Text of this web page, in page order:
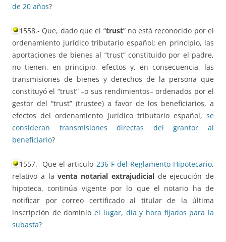
de 20 años?
1558.- Que, dado que el “trust” no está reconocido por el
ordenamiento jurídico tributario español; en principio, las
aportaciones de bienes al “trust” constituido por el padre,
no tienen, en principio, efectos y, en consecuencia, las
transmisiones de bienes y derechos de la persona que
constituyó el “trust” –o sus rendimientos– ordenados por el
gestor del “trust” (trustee) a favor de los beneficiarios, a
efectos del ordenamiento jurídico tributario español, se
consideran transmisiones directas del grantor al
beneficiario?
1557.- Que el articulo 236-F del Reglamento Hipotecario,
relativo a laventa notarial extrajudicialde ejecución de
hipoteca, continúa vigente por lo que el notario ha de
notificar por correo certificado al titular de la última
inscripción de dominioel lugar, día y hora fijados para la
subasta?